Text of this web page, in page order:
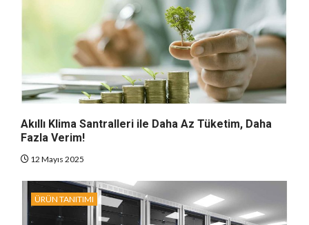
Akıllı Klima Santralleri ile Daha Az Tüketim, Daha
Fazla Verim!
12 Mayıs 2025
ÜRÜN TANITIMI